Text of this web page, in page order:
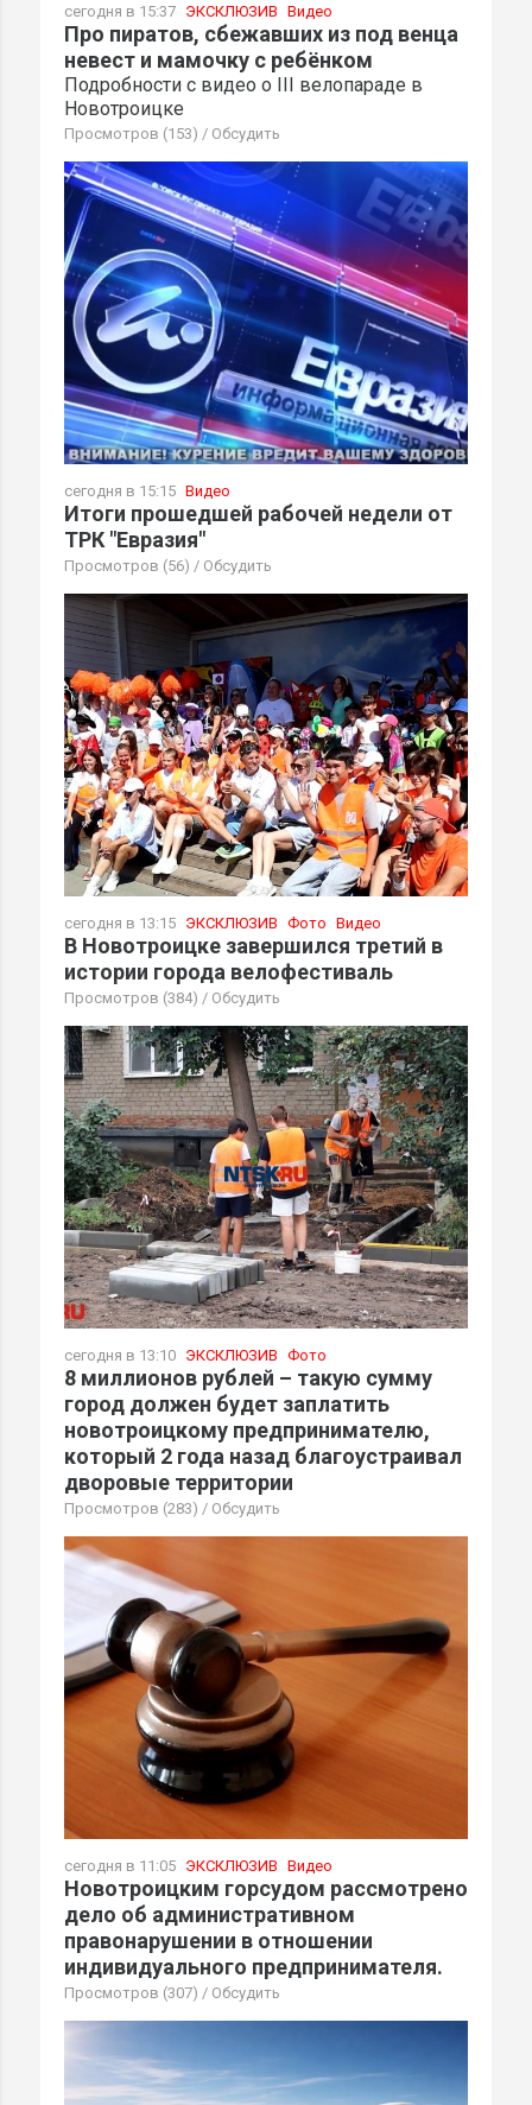
сегодня в 15:37 ЭКСКЛЮЗИВ Видео
Про пиратов, сбежавших из под венца
невест и мамочку с ребёнком
Подробности с видео о III велопараде в
Новотроицке
Просмотров (153) / Обсудить
сегодня в 15:15 Видео
Итоги прошедшей рабочей недели от
ТРК "Евразия"
Просмотров (56) / Обсудить
сегодня в 13:15 ЭКСКЛЮЗИВ Фото Видео
В Новотроицке завершился третий в
истории города велофестиваль
Просмотров (384) / Обсудить
сегодня в 13:10 ЭКСКЛЮЗИВ Фото
8 миллионов рублей – такую сумму
город должен будет заплатить
новотроицкому предпринимателю,
который 2 года назад благоустраивал
дворовые территории
Просмотров (283) / Обсудить
сегодня в 11:05 ЭКСКЛЮЗИВ Видео
Новотроицким горсудом рассмотрено
дело об административном
правонарушении в отношении
индивидуального предпринимателя.
Просмотров (307) / Обсудить